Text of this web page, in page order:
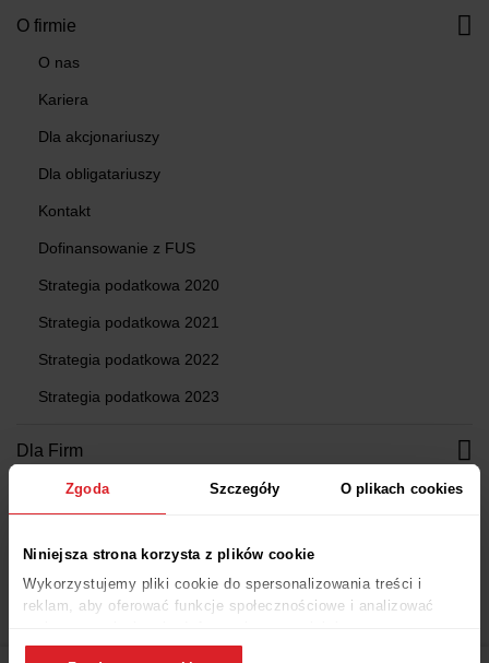
Zgoda Szczegóły O plikach cookies
Niniejsza strona korzysta z plików cookie
Wykorzystujemy pliki cookie do spersonalizowania treści i
reklam, aby oferować funkcje społecznościowe i analizować
naszej witryny, udostępniamy partnerom społecznościowym,
O firmie
O nas
Kariera
Dla akcjonariuszy
Dla obligatariuszy
Kontakt
Dofinansowanie z FUS
Strategia podatkowa 2020
Strategia podatkowa 2021
Strategia podatkowa 2022
Strategia podatkowa 2023
Dla Firm
Oferta
Apartamenty i hotele
Kawiarnie i restauracje